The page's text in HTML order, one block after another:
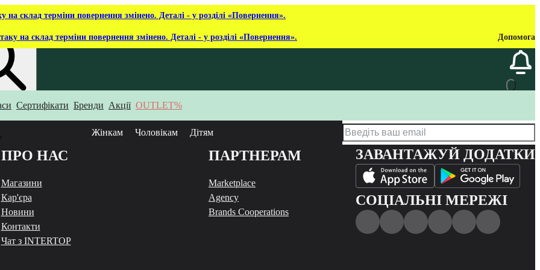
на склад терміни повернення змінено. Деталі - у розділі «Повернення».
на склад терміни повернення змінено. Деталі - у розділі «Повернення». Допомога
Сертифікати Бренди Акції OUTLET%
Жінкам Чоловікам Дітям
ПРО НАС
Магазини
Кар'єра
Новини
Контакти
Чат з INTERTOP
ПАРТНЕРАМ
Marketplace
Agency
Brands Cooperations
ЗАВАНТАЖУЙ ДОДАТКИ
СОЦІАЛЬНІ МЕРЕЖІ